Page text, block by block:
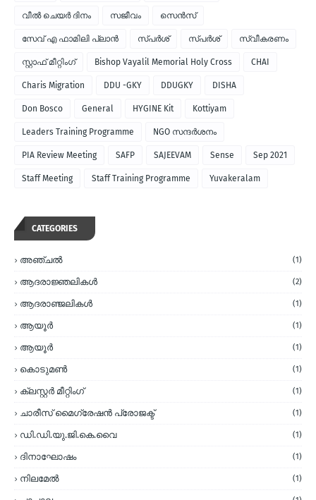
വീല്‍ ചെയര്‍ ദിനം സജീവം സെന്‍സ്
സേവ് എ ഫാമിലി പ്ലാന്‍ സ്പര്‍ശ് സ്പർശ് സ്വീകരണം
സ്റ്റാഫ് മീറ്റിംഗ് Bishop Vayalil Memorial Holy Cross CHAI
Charis Migration DDU -GKY DDUGKY DISHA
Don Bosco General HYGINE Kit Kottiyam
Leaders Training Programme NGO സന്ദര്‍ശനം
PIA Review Meeting SAFP SAJEEVAM Sense Sep 2021
Staff Meeting Staff Training Programme Yuvakeralam
CATEGORIES
അഞ്ചല്‍ (1)
ആദരാജ്ഞലികള്‍ (2)
ആദരാഞ്ജലികള്‍ (1)
ആയൂര്‍ (1)
ആയൂർ (1)
കൊടുമണ്‍ (1)
ക്ലസ്റ്റര്‍ മീറ്റിംഗ് (1)
ചാരീസ് മൈഗ്രേഷന്‍ പ്രോജക്ട് (1)
ഡി.ഡി.യു.ജി.കെ.വൈ (1)
ദിനാഘോഷം (1)
നിലമേല്‍ (1)